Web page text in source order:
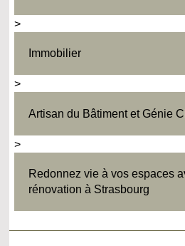
>
Immobilier
>
Artisan du Bâtiment et Génie
>
Redonnez vie à vos espaces
rénovation à Strasbourg